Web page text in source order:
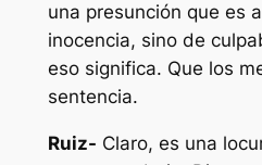
una presunción que es
inocencia, sino de
eso significa. Que los
sentencia.
Ruiz- Claro, es una